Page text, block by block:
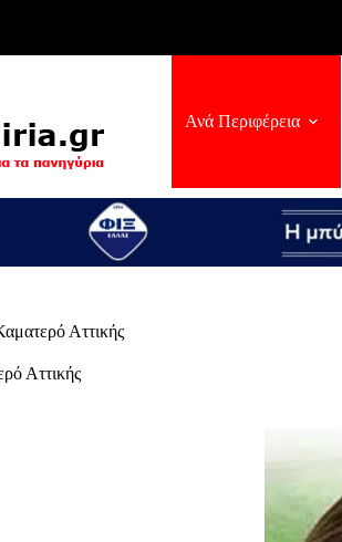
Ανά Περιφέρεια
Αττικής
Αττικής